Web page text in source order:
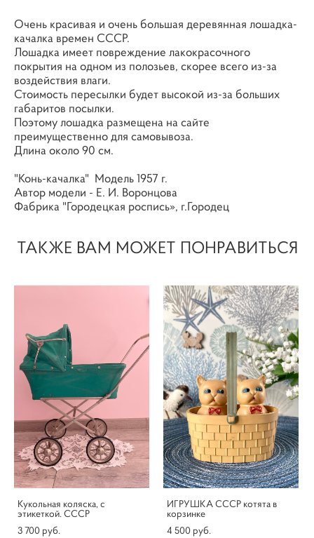
Очень красивая и очень большая деревянная лошадка-
качалка времен СССР.
Лошадка имеет повреждение лакокрасочного
покрытия на одном из полозьев, скорее всего из-за
воздействия влаги.
Стоимость пересылки будет высокой из-за больших
габаритов посылки.
Поэтому лошадка размещена на сайте
преимущественно для самовывоза.
Длина около 90 см.
"Конь-качалка" Модель 1957 г.
Автор модели - Е. И. Воронцова
Фабрика "Городецкая роспись», г.Городец
ТАКЖЕ ВАМ МОЖЕТ ПОНРАВИТЬСЯ
Кукольная коляска, с
этикеткой. СССР
3 700 pуб.
ИГРУШКА СССР котята в
корзинке
4 500 pуб.